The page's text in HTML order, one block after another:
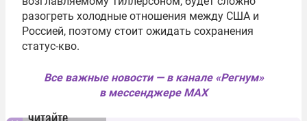
разогреть холодные отношения между США и
Россией, поэтому стоит ожидать сохранения
статус-кво.
Все важные новости — в канале «Регнум»
в мессенджере MAX